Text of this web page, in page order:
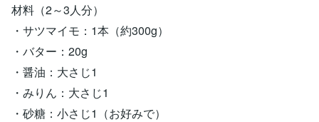
材料（2～3人分）
・サツマイモ：1本（約300g）
・バター：20g
・醤油：大さじ1
・みりん：大さじ1
・砂糖：小さじ1（お好みで）